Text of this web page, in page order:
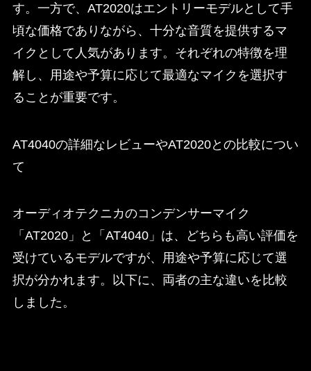
す。​一方で、AT2020はエントリーモデルとして手
頃な価格でありながら、十分な音質を提供するマ
イクとして人気があります。​それぞれの特徴を理
解し、用途や予算に応じて最適なマイクを選択す
ることが重要です。​
AT4040の詳細なレビューやAT2020との比較につい
て
オーディオテクニカのコンデンサーマイク
「AT2020」と「AT4040」は、どちらも高い評価を
受けているモデルですが、用途や予算に応じて選
択が分かれます。以下に、両者の主な違いを比較
しました。​